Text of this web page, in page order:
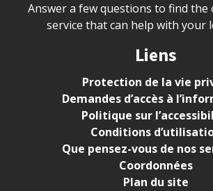
Answer a few questions to find the
service that can help with your
Liens
Protection de la vie
Demandes d’accès à
Politique sur
Conditions
Que pensez-vous de nos
Coordonnées
Plan du site